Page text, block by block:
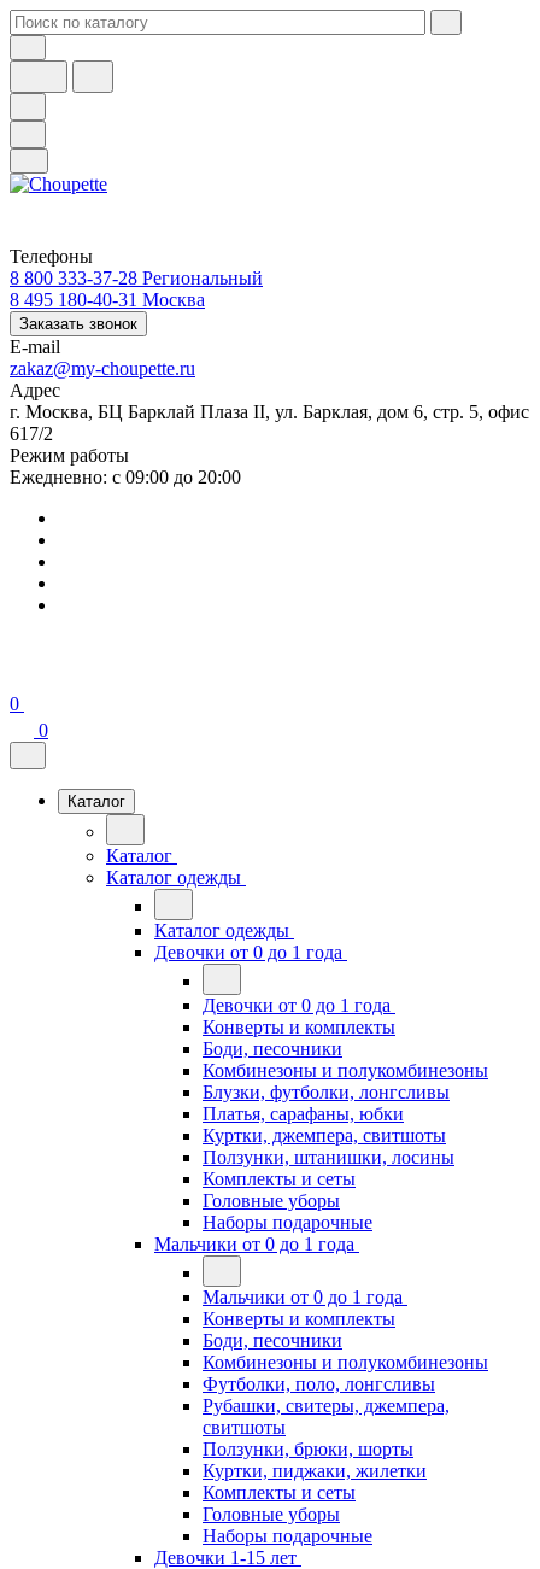
Телефоны
8 800 333-37-28 Региональный
8 495 180-40-31 Москва
Заказать звонок
E-mail
zakaz@my-choupette.ru
Адрес
г. Москва, БЦ Барклай Плаза II, ул. Барклая, дом 6, стр. 5, офис
617/2
Режим работы
Ежедневно: с 09:00 до 20:00
0
0
Каталог
Каталог
Каталог одежды
Каталог одежды
Девочки от 0 до 1 года
Девочки от 0 до 1 года
Конверты и комплекты
Боди, песочники
Комбинезоны и полукомбинезоны
Блузки, футболки, лонгсливы
Платья, сарафаны, юбки
Куртки, джемпера, свитшоты
Ползунки, штанишки, лосины
Комплекты и сеты
Головные уборы
Наборы подарочные
Мальчики от 0 до 1 года
Мальчики от 0 до 1 года
Конверты и комплекты
Боди, песочники
Комбинезоны и полукомбинезоны
Футболки, поло, лонгсливы
Рубашки, свитеры, джемпера,
свитшоты
Ползунки, брюки, шорты
Куртки, пиджаки, жилетки
Комплекты и сеты
Головные уборы
Наборы подарочные
Девочки 1-15 лет